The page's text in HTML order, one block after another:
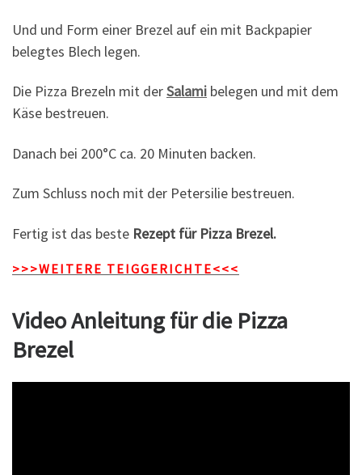
Und und Form einer Brezel auf ein mit Backpapier
belegtes Blech legen.
Die Pizza Brezeln mit derSalami belegen und mit dem
Käse bestreuen.
Danach bei 200°C ca. 20 Minuten backen.
Zum Schluss noch mit der Petersilie bestreuen.
Fertig ist das beste Rezept für Pizza Brezel.
>>>WEITERE TEIGGERICHTE<<<
Video Anleitung für die Pizza
Brezel